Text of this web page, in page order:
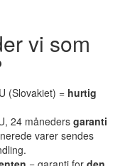
vi som
(Slovakiet) = hurtig
24 måneders garanti
varer sendes